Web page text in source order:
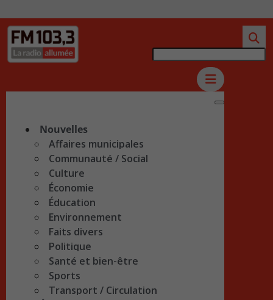
Nouvelles
Affaires municipales
Communauté / Social
Culture
Économie
Éducation
Environnement
Faits divers
Politique
Santé et bien-être
Sports
Transport / Circulation